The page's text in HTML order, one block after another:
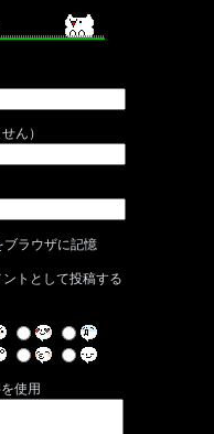
ん）
ラウザに記憶
トとして投稿する
使用